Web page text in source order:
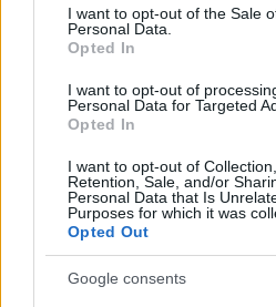
consent section.
I want to opt-out of the Sale
Personal Data.
Opted In
I want to opt-out of
Personal Data for Targeted
Opted In
I want to opt-out of
Retention, Sale, and/or
Personal Data that Is
Purposes for which it was
Opted Out
Google consents
compatto con dotazioni
fino al10/2027e possibilità
preferenziale è il contatto
+39 327 5994195
AUTORE
Staff